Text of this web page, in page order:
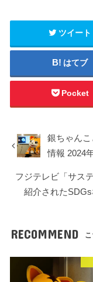
ツイート
はてブ
Pocket
銀ちゃん
情報 2024
フジテレビ「サス
紹介された
RECOMMEND